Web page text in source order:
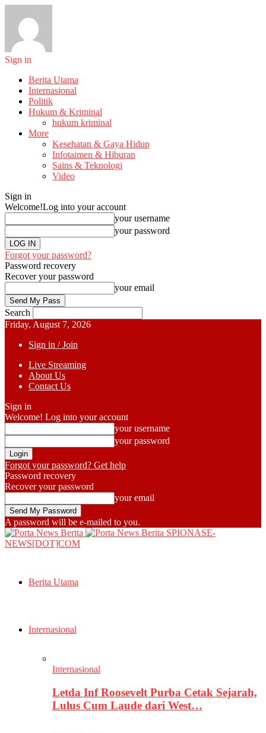
Sign in
Berita Utama
Internasional
Politik
Hukum & Kriminal
hukum kriminal
More
Kesehatan & Gaya Hidup
Infotaimen & Hiburan
Sains & Teknologi
Video
Sign in
Welcome!Log into your account
your username
your password
Forgot your password?
Password recovery
Recover your password
your email
Search
Friday, August 7, 2026
Sign in / Join
Live Streaming
About Us
Contact Us
Sign in
Welcome! Log into your account
your username
your password
Forgot your password? Get help
Password recovery
Recover your password
your email
A password will be e-mailed to you.
SPIONASE-
NEWS[DOT]COM
Berita Utama
Internasional
Internasional
Letda Inf Roosevelt Purba Cetak Sejarah,
Lulus Cum Laude dari West…